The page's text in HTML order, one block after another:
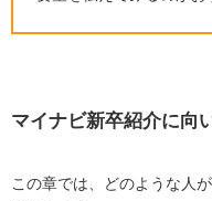
マイナビ新卒紹介に向
この章では、どのような人